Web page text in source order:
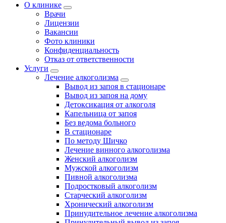
О клинике
Врачи
Лицензии
Вакансии
Фото клиники
Конфиденциальность
Отказ от ответственности
Услуги
Лечение алкоголизма
Вывод из запоя в стационаре
Вывод из запоя на дому
Детоксикация от алкоголя
Капельница от запоя
Без ведома больного
В стационаре
По методу Шичко
Лечение винного алкоголизма
Женский алкоголизм
Мужской алкоголизм
Пивной алкоголизма
Подростковый алкоголизм
Старческий алкоголизм
Хронический алкоголизм
Принудительное лечение алкоголизма